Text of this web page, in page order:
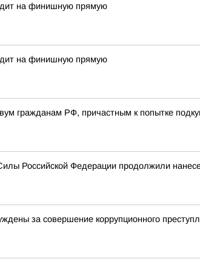
на финишную прямую
на финишную прямую
гражданам РФ, причастным к попытке
Российской Федерации продолжили
за совершение коррупционного